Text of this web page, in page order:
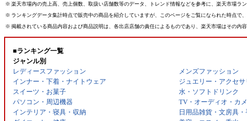
※ 楽天市場内の売上高、売上個数、取扱い店舗数等のデータ、トレンド情報などを参考に、楽天市場
※ ランキングデータ集計時点で販売中の商品を紹介していますが、このページをご覧になられた時点
※ 掲載されている商品内容および商品説明は、各出店店舗の責任によるものであり、楽天市場はその内
■ランキング一覧
ジャンル別
レディースファッション
メンズファッション
インナー・下着・ナイトウェア
ジュエリー・アクセサ
スイーツ・お菓子
水・ソフトドリンク
パソコン・周辺機器
TV・オーディオ・カ
インテリア・寝具・収納
日用品雑貨・文房具・